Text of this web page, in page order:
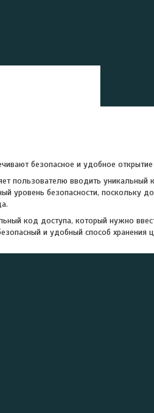
безопасное и удобное
пользователю вводить уникальный
уровень безопасности, поскольку
код доступа, который нужно
и удобный способ хранения